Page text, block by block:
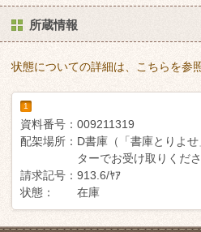
所蔵情報
状態についての詳細は、こちらを参
1
資料番号： 009211319
配架場所： D書庫（「書庫とりよ
ターでお受け取りくださ
請求記号： 913.6/ﾔｱ
状態：
在庫